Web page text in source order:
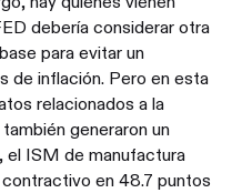
debería considerar otra
para evitar un
de inflación. Pero en esta
relacionados a la
generaron un
el ISM de manufactura
en 48.7 puntos